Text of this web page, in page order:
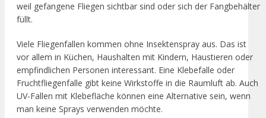
weil gefangene Fliegen sichtbar sind oder sich der Fangbehälter
füllt.
Viele Fliegenfallen kommen ohne Insektenspray aus. Das ist
vor allem in Küchen, Haushalten mit Kindern, Haustieren oder
empfindlichen Personen interessant. Eine Klebefalle oder
Fruchtfliegenfalle gibt keine Wirkstoffe in die Raumluft ab. Auch
UV-Fallen mit Klebefläche können eine Alternative sein, wenn
man keine Sprays verwenden möchte.